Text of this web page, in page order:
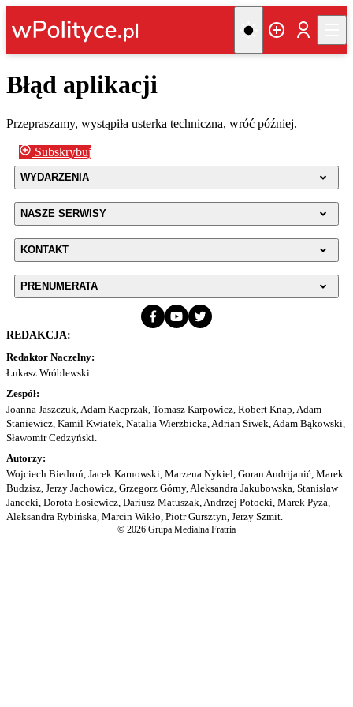
Błąd aplikacji
Przepraszamy, wystąpiła usterka techniczna, wróć później.
Subskrybuj
WYDARZENIA
NASZE SERWISY
KONTAKT
PRENUMERATA
REDAKCJA:
Redaktor Naczelny:
Łukasz Wróblewski
Zespół:
Joanna Jaszczuk, Adam Kacprzak, Tomasz Karpowicz, Robert Knap, Adam
Staniewicz, Kamil Kwiatek, Natalia Wierzbicka, Adrian Siwek, Adam Bąkowski,
Sławomir Cedzyński.
Autorzy:
Wojciech Biedroń, Jacek Karnowski, Marzena Nykiel, Goran Andrijanić, Marek
Budzisz, Jerzy Jachowicz, Grzegorz Górny, Aleksandra Jakubowska, Stanisław
Janecki, Dorota Łosiewicz, Dariusz Matuszak, Andrzej Potocki, Marek Pyza,
Aleksandra Rybińska, Marcin Wikło, Piotr Gursztyn, Jerzy Szmit.
© 2026 Grupa Medialna Fratria